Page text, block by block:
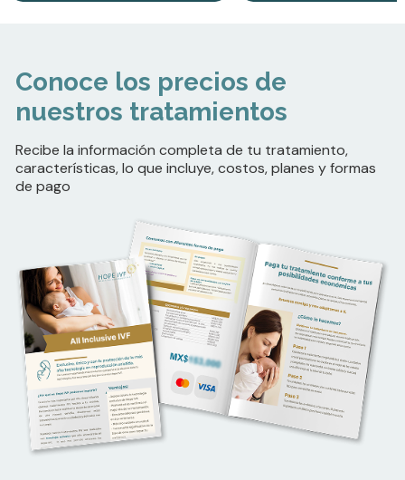
Conoce los precios de
nuestros tratamientos
Recibe la información completa de tu tratamiento,
características, lo que incluye, costos, planes y formas
de pago